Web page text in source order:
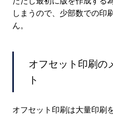
しまうので、少部数での印
ん。
オフセット印刷の
ト
オフセット印刷は大量印刷